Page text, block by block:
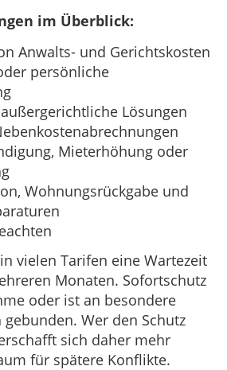
im Überblick:
Anwalts- und Gerichtskosten
persönliche
Lösungen
Mieterhöhung oder
Wohnungsrückgabe und
vielen Tarifen eine Wartezeit
Monaten. Sofortschutz
oder ist an besondere
Wer den Schutz
sich daher mehr
für spätere Konflikte.